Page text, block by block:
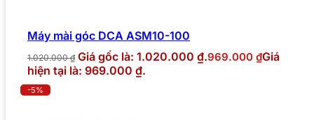
Máy mài góc DCA ASM10-100
1.020.000₫ Giá gốc là: 1.020.000 ₫.969.000 ₫Giá
hiện tại là: 969.000 ₫.
-5%